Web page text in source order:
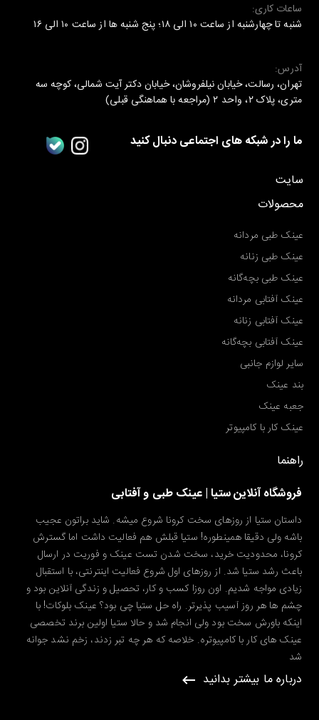
ساعات کاری:
شنبه تا چهارشنبه از ساعت ۱۰ الی ۱۸؛ پنج شنبه ها از ساعت ۱۰ الی ۱۶
آدرس:
تهران، رسالت، خیابان نیلفروشان، خیابان دکتر آیت شمالی، کوچه سه
متری، پلاک ۲، واحد ۲ (مراجعه با هماهنگی قبلی)
ما را در شبکه های اجتماعی دنبال کنید
سایت
محصولات
عینک طبی مردانه
عینک طبی زنانه
عینک طبی بچه‌گانه
عینک آفتابی مردانه
عینک آفتابی زنانه
عینک آفتابی بچه‌گانه
سایر لوازم جانبی
بند عینک
جعبه عینک
عینک کار با کامپیوتر
راهنما
فروشگاه آنلاین ستیا | عینک طبی و آفتابی
داستان ستیا از روزهای سخت کرونا شروع میشه. شاید براتون عجیب
باشه ولی دقیقا همینطوره! ستیا قبلش هم فعالیت داشت اما گسترش
کرونا، محدودیت خرید، سخت شدن تست عینک و فوریت در ارسال
باعث رشد ستیا شد. از روزهای اول شروع فعالیت اینترنتی، با استقبال
زیادی مواجه شدیم. اون روزا کسب و کار، تحصیل و زندگی آنلاین بود و
چشم ها هر روز آسیب پذیرتر. راه حل ستیا چی بود؟ عینک بلوکات! با
اینکه باورش سخت بود ولی انجام شد و حالا ستیا اولین برند تخصصی
عینک های کار با کامپیوتره. خلاصه که هر چه تبر زدند، زخم نشد جوانه
شد
درباره ما بیشتر بدانید